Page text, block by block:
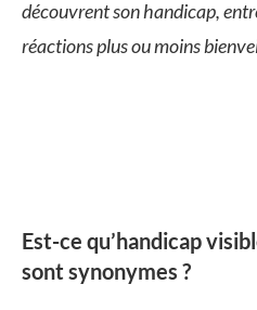
découvrent son handicap,
réactions plus ou moins
Est-ce qu’handicap
sont synonymes ?